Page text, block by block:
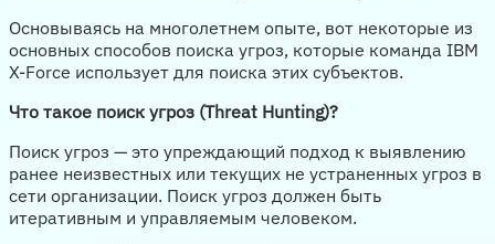
Основываясь на многолетнем опыте, вот некоторые из
основных способов поиска угроз, которые команда IBM
X-Force использует для поиска этих субъектов.
Что такое поиск угроз (Threat Hunting)?
Поиск угроз — это упреждающий подход к выявлению
ранее неизвестных или текущих не устраненных угроз в
сети организации. Поиск угроз должен быть
итеративным и управляемым человеком.